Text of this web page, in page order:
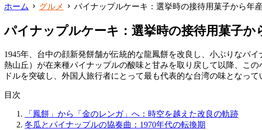
ホーム グルメ パイナップルケーキ：選挙時の接待用菓子から年
パイナップルケーキ：選挙時の接待用菓子か
1945年、台中の顔新発餅舗が伝統的な龍鳳餅を改良し、小ぶりなパ
熱山丘）が在来種パイナップルの酸味と甘みを取り戻して以降、こ
ドルを突破し、外国人旅行者にとって最も代表的な台湾の味となって
目次
「鳳餅」から「金のレンガ」へ：時空を越えた改良の軌跡
冬瓜とパイナップルの協奏曲：1970年代の転換期